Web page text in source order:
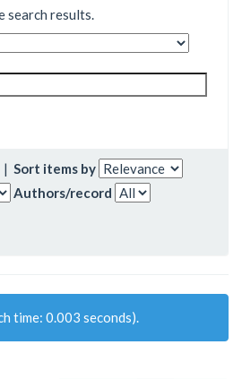
results.
| Sort items by
Authors/record
time: 0.003 seconds).